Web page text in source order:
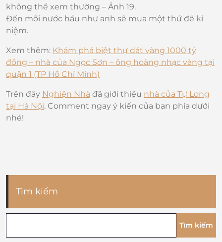
không thể xem thường – Ảnh 19.
Đến mỗi nước hầu như anh sẽ mua một thứ để kỉ
niệm.
Xem thêm: Khám phá biệt thự dát vàng 1000 tỷ
đồng – nhà của Ngọc Sơn – ông hoàng nhạc vàng tại
quận 1 (TP Hồ Chí Minh)
Trên đây Nghiện Nhà đã giới thiệu nhà của Tự Long
tại Hà Nội. Comment ngay ý kiến của bạn phía dưới
nhé!
Tìm kiếm
Tìm kiếm